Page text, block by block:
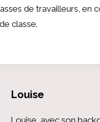
de travailleurs, en
classe.
Louise